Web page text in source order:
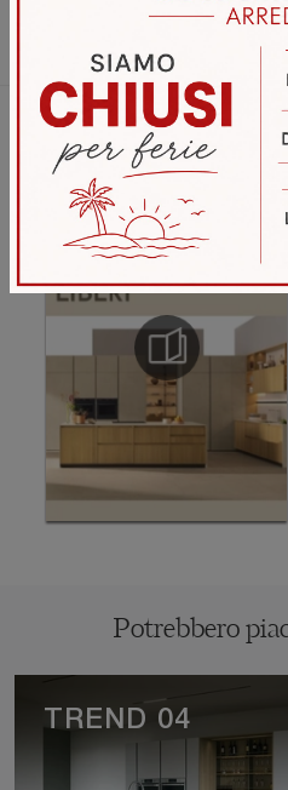
Sfoglia i
Potrebbero
TREND 04